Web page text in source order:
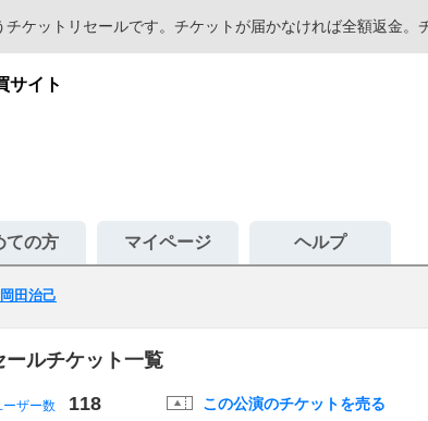
ケットリセールです。チケットが届かなければ全額返金
サイト
ての方 マイページ ヘルプ
田治己
ルチケット一覧
ーザー数 118 この公演のチケットを売る